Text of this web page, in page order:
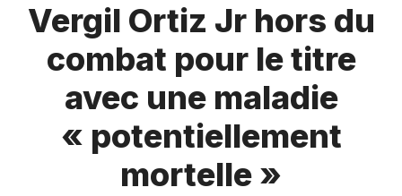
Vergil Ortiz Jr hors du
combat pour le titre
avec une maladie
« potentiellement
mortelle »